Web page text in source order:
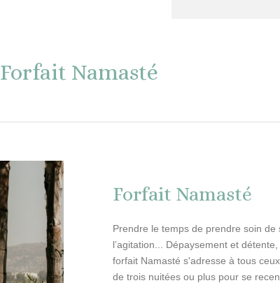
Forfait Namasté
Forfait Namasté
Prendre le temps de prendre soin de
l’agitation... Dépaysement et
forfait Namasté s'adresse à tous
de trois nuitées ou plus pour se